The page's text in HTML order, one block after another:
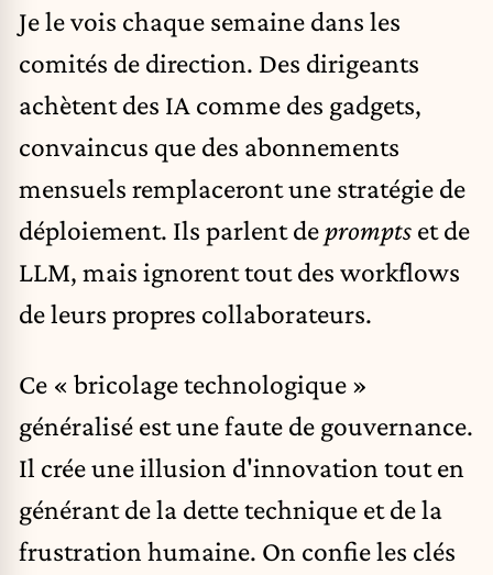
Je le vois chaque semaine dans les
comités de direction. Des dirigeants
achètent des IA comme des gadgets,
convaincus que des abonnements
mensuels remplaceront une stratégie de
déploiement. Ils parlent deprompts et de
LLM, mais ignorent tout des workflows
de leurs propres collaborateurs.
Ce « bricolage technologique »
généralisé est une faute de gouvernance.
Il crée une illusion d'innovation tout en
générant de la dette technique et de la
frustration humaine. On confie les clés